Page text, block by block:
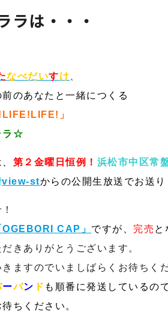
ラは・・・
なべだいすけ
のあなたと一緒につくる
」
ラ☆
第２金曜日恒例！ 浜松市中区常
view-stからの公開生放送でお送り
OGEBORI CAP」 ですが、 完売 と
きありがとうございます。
ますのでいましばらくお待ちく
ーバン ド も順番に発送しているの
ちください。